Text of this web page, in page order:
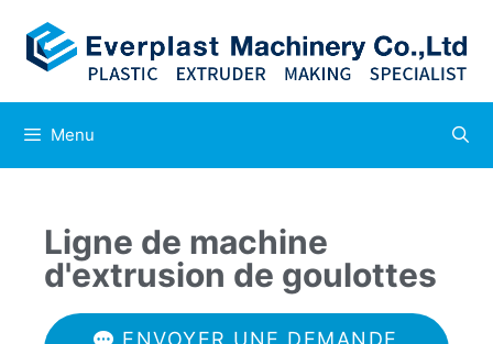
Menu
Ligne de machine
d'extrusion de goulottes
ENVOYER UNE DEMANDE